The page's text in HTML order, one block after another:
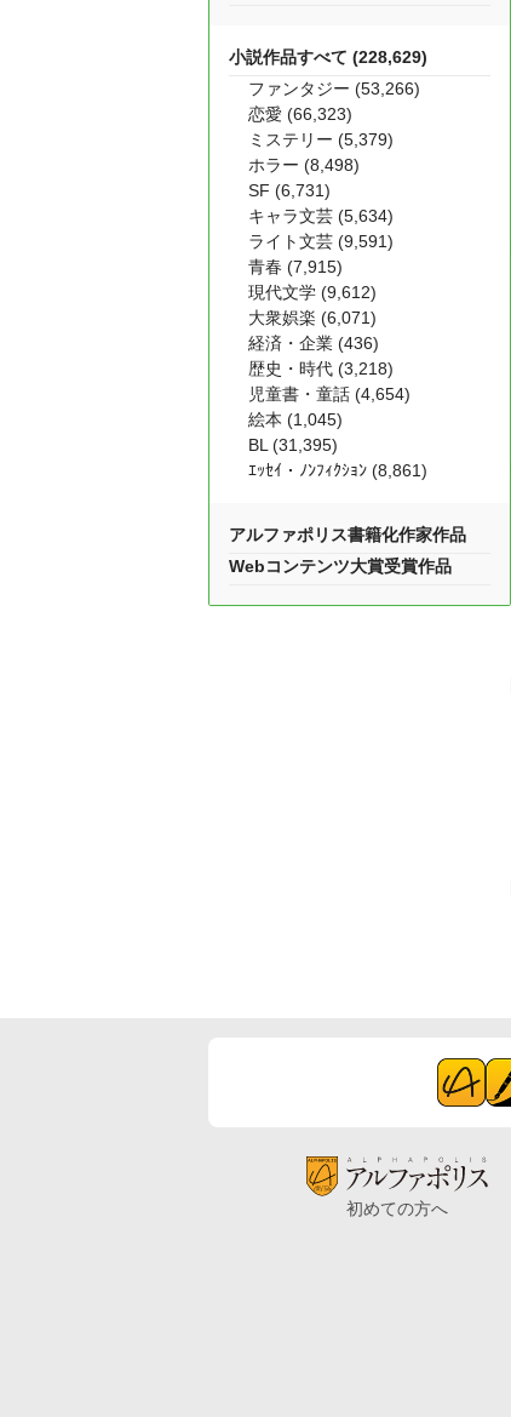
小説作品すべて (228,629)
ファンタジー (53,266)
恋愛 (66,323)
ミステリー (5,379)
ホラー (8,498)
SF (6,731)
キャラ文芸 (5,634)
ライト文芸 (9,591)
青春 (7,915)
現代文学 (9,612)
大衆娯楽 (6,071)
経済・企業 (436)
歴史・時代 (3,218)
児童書・童話 (4,654)
絵本 (1,045)
BL (31,395)
ｴｯｾｲ・ﾉﾝﾌｨｸｼｮﾝ (8,861)
アルファポリス書籍化作家作品
Webコンテンツ大賞受賞作品
初めての方へ